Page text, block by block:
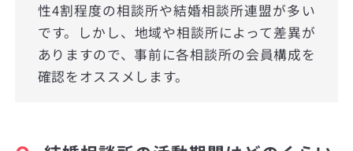
性4割程度の相談所や結婚相談所連盟が多い
です。しかし、地域や相談所によって差異が
ありますので、事前に各相談所の会員構成を
確認をオススメします。